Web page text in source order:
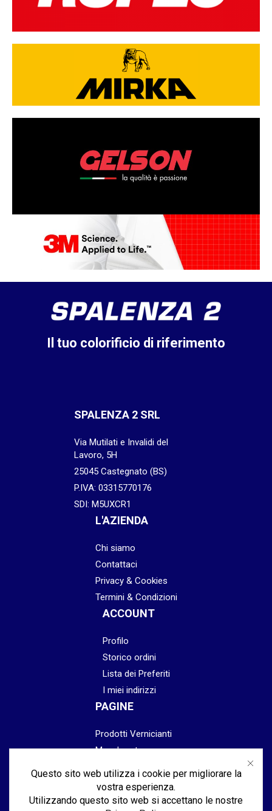
Il tuo colorificio di riferimento
SPALENZA 2 SRL
Via Mutilati e Invalidi del
Lavoro, 5H
25045 Castegnato (BS)
P.IVA: 03315770176
SDI: M5UXCR1
L'AZIENDA
Chi siamo
Contattaci
Privacy & Cookies
Termini & Condizioni
ACCOUNT
Profilo
Storico ordini
Lista dei Preferiti
I miei indirizzi
PAGINE
Prodotti Vernicianti
Mascheratura
Abrasivi
Lucidatura & Finitura
Questo sito web utilizza i cookie per migliorare la
vostra esperienza.
Utilizzando questo sito web si accettano le nostre